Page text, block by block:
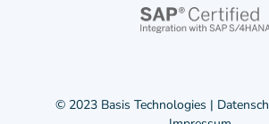
© 2023 Basis Technologies |